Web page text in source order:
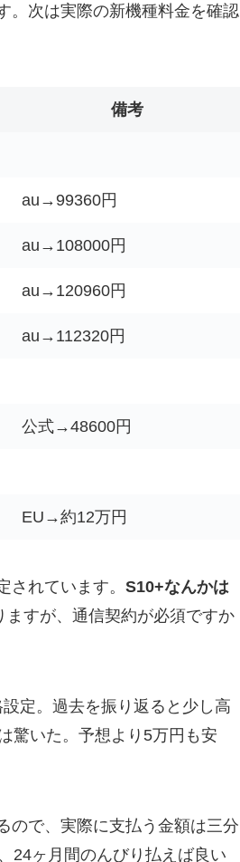
。次は実際の新機種料金を確認
備考
au→99360円
au→108000円
au→120960円
au→112320円
公式→48600円
EU→約12万円
れています。 S10+なんかは
すが、通信契約が必須ですか
定。過去を振り返ると少し高
驚いた。予想より5万円も安
ので、実際に支払う金額は三分
24ヶ月間のんびり払えば良い